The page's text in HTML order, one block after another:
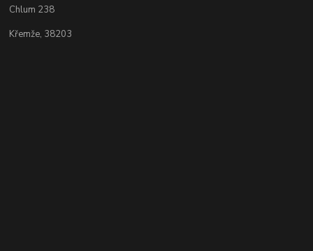
Chlum 238
Křemže, 38203